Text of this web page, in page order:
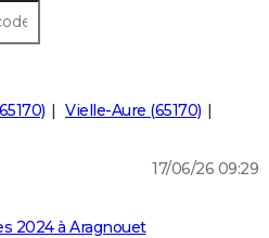
Vielle-Aure (65170)
17/06/26 09:29
2024 à Aragnouet